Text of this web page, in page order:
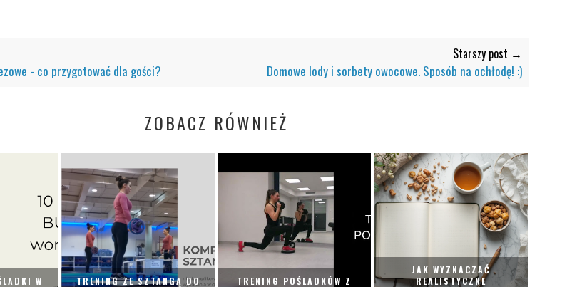
- co przygotować dla gości?
Starszy post →
Domowe lody i sorbety owocowe. Sposób na ochłodę! :)
ZOBACZ RÓWNIEŻ
W
TRENING ZE SZTANGĄ DO
TRENING POŚLADKÓW Z
JAK WYZNACZAĆ
REALISTYCZNE